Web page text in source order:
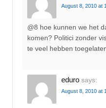
August 8, 2010 at
@8 hoe kunnen we het
komen? Politici zonder
te veel hebben
eduro says:
August 8, 2010 at